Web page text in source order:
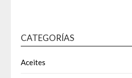
CATEGORÍAS
Aceites